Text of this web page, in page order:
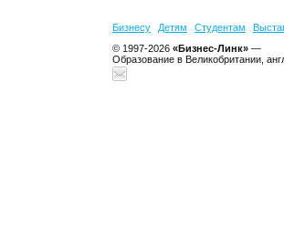
Бизнесу Детям Студентам
© 1997-2026 «Бизнес-Линк» —
Образование в Великобритании,